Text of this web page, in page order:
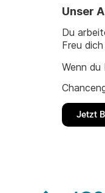
Unser
Du
Freu
Wenn
Jetzt